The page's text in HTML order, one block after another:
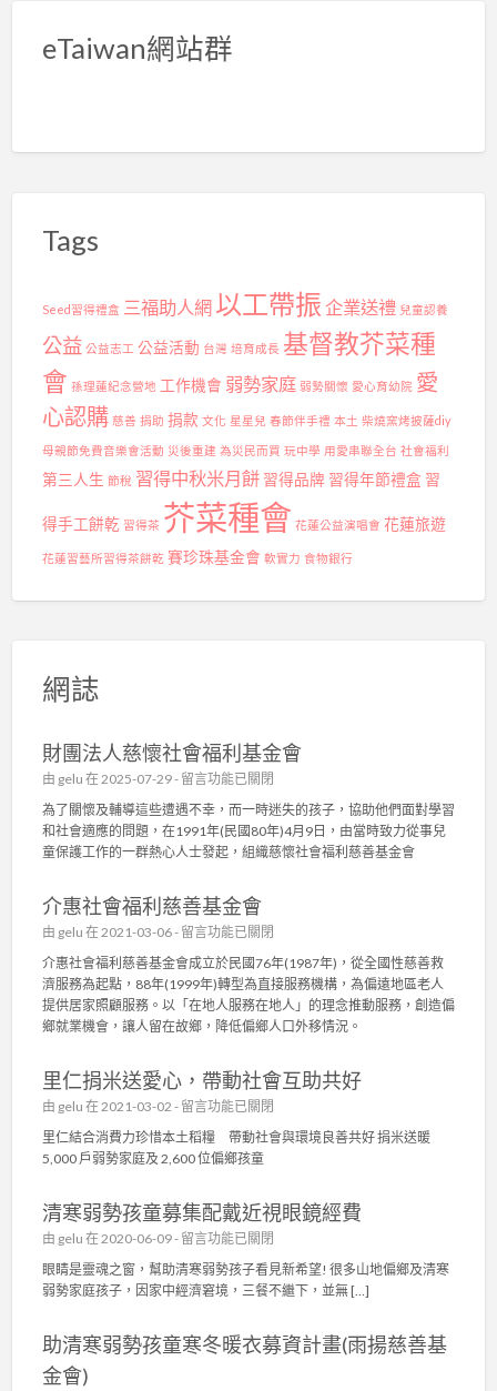
eTaiwan網站群
Tags
Seed習得禮盒 三福助人網 以工帶振 企業送禮 兒童認養
公益 公益志工 公益活動 台灣 培育成長 基督教芥菜種
會 孫理蓮紀念營地 工作機會 弱勢家庭 弱勢關懷 愛心育幼院 愛
心認購 慈善 捐助 捐款 文化 星星兒 春節伴手禮 本土 柴燒窯烤披薩diy
母親節免費音樂會活動 災後重建 為災民而買 玩中學 用愛串聯全台 社會福利
第三人生 節稅 習得中秋米月餅 習得品牌 習得年節禮盒 習
得手工餅乾 習得茶 芥菜種會 花蓮公益演唱會 花蓮旅遊
花蓮習藝所習得茶餅乾 賽珍珠基金會 軟實力 食物銀行
網誌
財團法人慈懷社會福利基金會
由 gelu 在 2025-07-29 - 在
〈
財
團
法
慈
懷
會
福
利
基
會
中
留言功能已關閉
為了關懷及輔導這些遭遇不幸，而一時迷失的孩子，協助他們面對學習
和社會適應的問題，在1991年(民國80年)4月9日，由當時致力從事兒
童保護工作的一群熱心人士發起，組織慈懷社會福利慈善基金會
介惠社會福利慈善基金會
由 gelu 在 2021-03-06 - 在
〈
介
惠
社
會
利
慈
基
金
〉
中
留言功能已關閉
介惠社會福利慈善基金會成立於民國76年(1987年)，從全國性慈善救
濟服務為起點，88年(1999年)轉型為直接服務機構，為偏遠地區老人
提供居家照顧服務。以「在地人服務在地人」的理念推動服務，創造偏
鄉就業機會，讓人留在故鄉，降低偏鄉人口外移情況。
里仁捐米送愛心，帶動社會互助共好
由 gelu 在 2021-03-02 - 在
〈
里
仁
米
送
心
，
動
社
留言功能已關閉
里仁結合消費力珍惜本土稻糧 帶動社會與環境良善共好 捐米送暖
5,000 戶弱勢家庭及 2,600 位偏鄉孩童
清寒弱勢孩童募集配戴近視眼鏡經費
由 gelu 在 2020-06-09 - 在
〈
清
寒
勢
留言功能已關閉
眼睛是靈魂之窗，幫助清寒弱勢孩子看見新希望! 很多山地偏鄉及清寒
弱勢家庭孩子，因家中經濟窘境，三餐不繼下，並無 […]
助清寒弱勢孩童寒冬暖衣募資計畫(雨揚慈善基
金會)